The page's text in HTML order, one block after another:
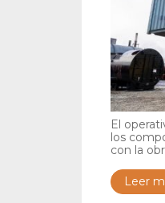
El
los
con la
Leer